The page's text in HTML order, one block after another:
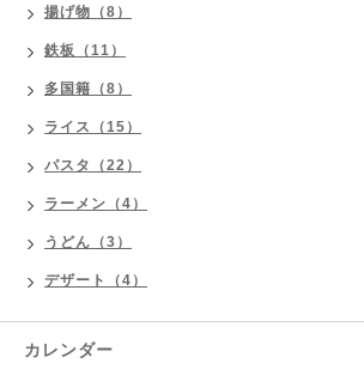
揚げ物（8）
鉄板（11）
多国籍（8）
ライス（15）
パスタ（22）
ラーメン（4）
うどん（3）
デザート（4）
カレンダー